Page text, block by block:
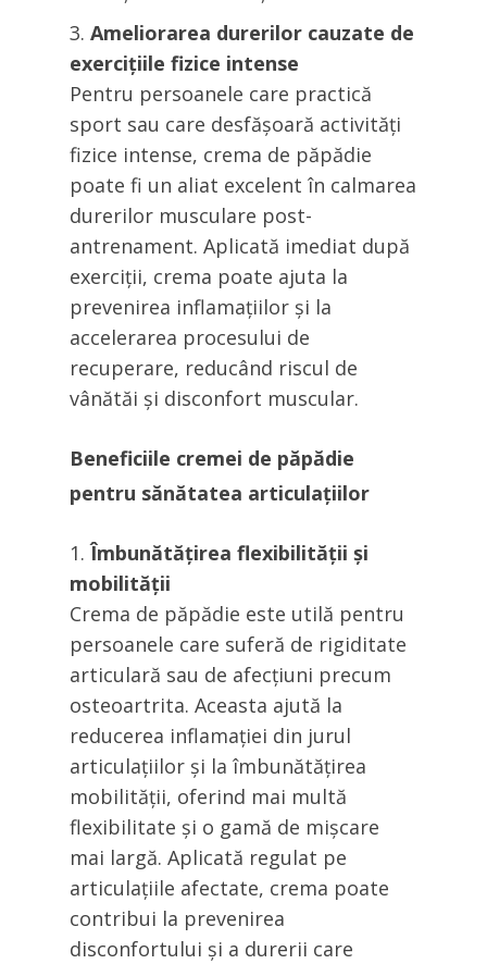
Ameliorarea durerilor cauzate de
exercițiile fizice intense
Pentru persoanele care practică
sport sau care desfășoară activități
fizice intense, crema de păpădie
poate fi un aliat excelent în calmarea
durerilor musculare post-
antrenament. Aplicată imediat după
exerciții, crema poate ajuta la
prevenirea inflamațiilor și la
accelerarea procesului de
recuperare, reducând riscul de
vânătăi și disconfort muscular.
Beneficiile cremei de păpădie
pentru sănătatea articulațiilor
Îmbunătățirea flexibilității și
mobilității
Crema de păpădie este utilă pentru
persoanele care suferă de rigiditate
articulară sau de afecțiuni precum
osteoartrita. Aceasta ajută la
reducerea inflamației din jurul
articulațiilor și la îmbunătățirea
mobilității, oferind mai multă
flexibilitate și o gamă de mișcare
mai largă. Aplicată regulat pe
articulațiile afectate, crema poate
contribui la prevenirea
disconfortului și a durerii care